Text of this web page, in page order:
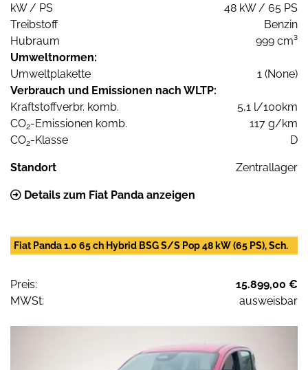
kW / PS
48 kW / 65 PS
Treibstoff
Benzin
Hubraum
999 cm³
Umweltnormen:
Umweltplakette
1 (None)
Verbrauch und Emissionen nach WLTP:
Kraftstoffverbr. komb.
5,1 l/100km
CO2-Emissionen komb.
117 g/km
CO2-Klasse D
Standort Zentrallager
Details zum Fiat Panda anzeigen
Fiat Panda 1.0 65 ch Hybrid BSG S/S Pop 48 kW (65 PS), Sch.
Preis:
15.899,00 €
MWSt:
ausweisbar